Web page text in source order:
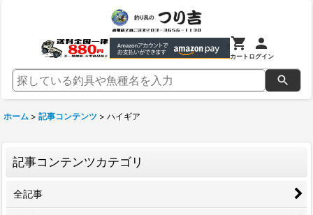
カートログイン
ホーム > 記事コンテンツ > ハイギア
記事コンテンツカテゴリ
全記事